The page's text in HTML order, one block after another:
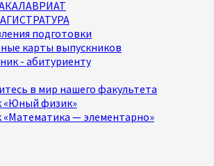
подготовки
карты выпускников
- абитуриенту
в мир нашего факультета
«Юный физик»
«Математика — элементарно»